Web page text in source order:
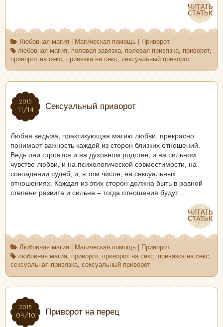
ЧИТАТЬ
СТАТЬЮ
ЧИТАТЬ
СТАТЬЮ
Любовная магия Магическая помощь
Приворот
любовная магия
половая завязка, половая привязка, приворот,
приворот на секс
привязка на секс сексуальный приворот
2015
11/14
2015
11/14 Сексуальный приворот
Любая ведьма, практикующая магию любви, прекрасно
понимает важность каждой из сторон близких отношений.
Ведь они строятся и на духовном родстве, и на сильном
чувстве любви, и на психологической совместимости, на
совпадении судеб, и, в том числе, на сексуальных
отношениях. Каждая из этих сторон должна быть в равной
степени развита и сильна – тогда отношения будут …
ЧИТАТЬ
СТАТЬЮ
ЧИТАТЬ
СТАТЬЮ
Любовная магия Магическая помощь
Приворот
любовная магия, приворот, приворот на секс, привязка на секс,
сексуальная привязка, сексуальный приворот
2015
04/10
2015
04/10 Приворот на перец